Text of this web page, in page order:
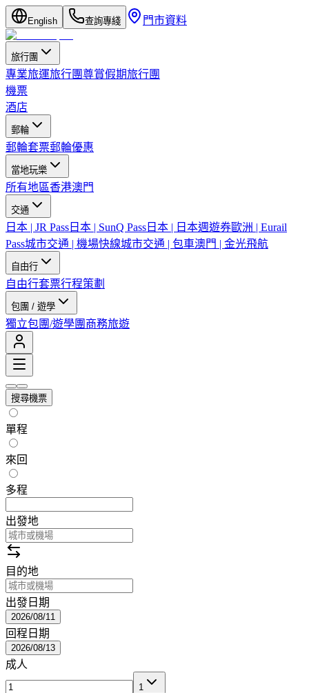
English 查詢專綫 門市資料
旅行團
專業旅運旅行團尊賞假期旅行團
機票
酒店
郵輪
郵輪套票郵輪優惠
當地玩樂
所有地區香港澳門
交通
日本 | JR Pass 日本 | SunQ Pass 日本 | 日本週遊券歐洲 | Eurail
Pass城市交通 | 機場快線城市交通 | 包車澳門 | 金光飛航
自由行
自由行套票行程策劃
包團 / 遊學
獨立包團/遊學團 商務旅遊
搜尋機票
單程
來回
多程
出發地
目的地
出發日期
2026/08/11
回程日期
2026/08/13
成人
1